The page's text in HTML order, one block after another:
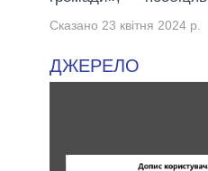
Сказано 23 квітня 2024 р.
ДЖЕРЕЛО